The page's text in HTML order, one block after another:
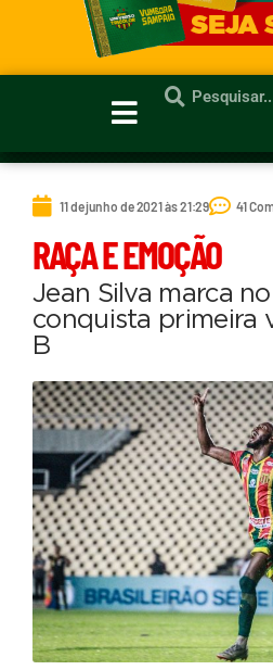
11 de junho de 2021 às 21:29 41
RAÇA E EMOÇÃO
Jean Silva marca
conquista primeira
B